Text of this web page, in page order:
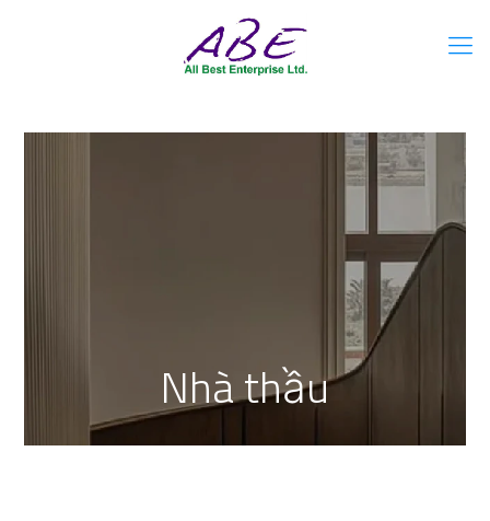
Nhà thầu